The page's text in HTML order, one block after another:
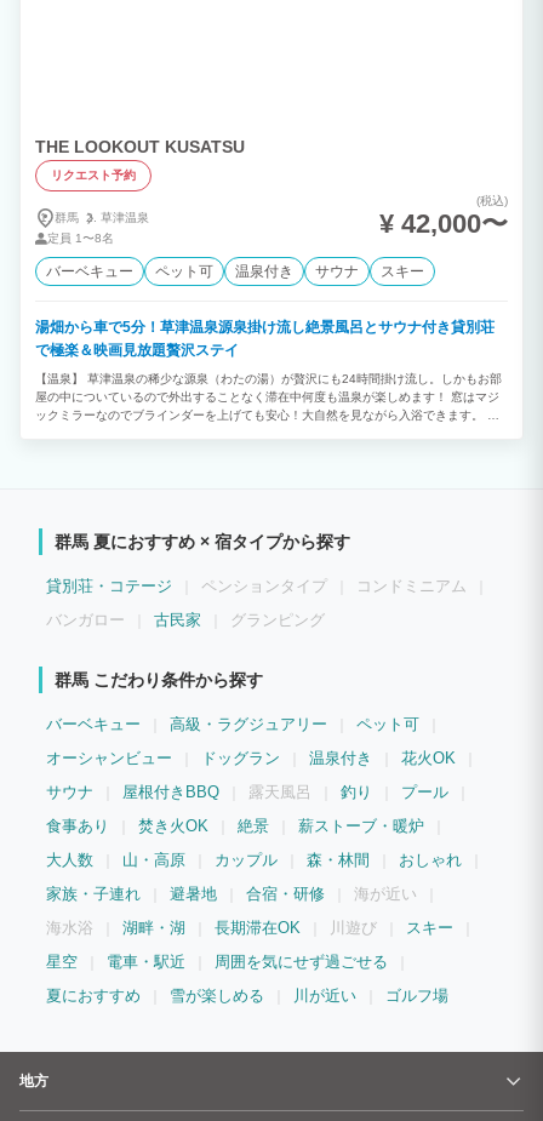
THE LOOKOUT KUSATSU
リクエスト予約
群馬
草津温泉
定員 1〜8名
(税込)
¥ 42,000〜
バーベキュー ペット可 温泉付き サウナ スキー
湯畑から車で5分！草津温泉源泉掛け流し絶景風呂とサウナ付き貸別荘
で極楽＆映画見放題贅沢ステイ
【温泉】 草津温泉の稀少な源泉（わたの湯）が贅沢にも24時間掛け流し。しかもお部
屋の中についているので外出することなく滞在中何度も温泉が楽しめます！ 窓はマジ
ックミラーなのでブラインダーを上げても安心！大自然を見ながら入浴できます。
も乾燥しないので快適に過ごせます。 プロジェクターも完備しているので、大画面で
いるので、快適な眠りもお約束致します。 【周辺観光】 湯畑までは車で5分と観光ア
クセスも良いです！ 【設備】 ガスコンロや調理器具も付いているので、食材を買って
きて料理もできます。 また屋内用のBBQコンロ（電気式）もあるのでお部屋の中でバ
ータブルコンロもあるので、リビングで鍋も出来ちゃいます！ 高速Wi-Fiとモニターが
あるので、ワーケーションにも最適です！
群馬 夏におすすめ × 宿タイプから探す
貸別荘・コテージ ペンションタイプ
コンドミニアム
バンガロー
古民家 グランピング
群馬 こだわり条件から探す
バーベキュー 高級・ラグジュアリー
ペット可
オーシャンビュー
ドッグラン 温泉付き
花火OK
サウナ
屋根付きBBQ 露天風呂 釣り
プール
食事あり
焚き火OK 絶景
薪ストーブ・暖炉
大人数
山・高原 カップル 森・林間
おしゃれ
家族・子連れ
避暑地 合宿・研修
海が近い
海水浴
湖畔・湖 長期滞在OK 川遊び
スキー
星空
電車・駅近
周囲を気にせず過ごせる
夏におすすめ
雪が楽しめる 川が近い ゴルフ場
地方